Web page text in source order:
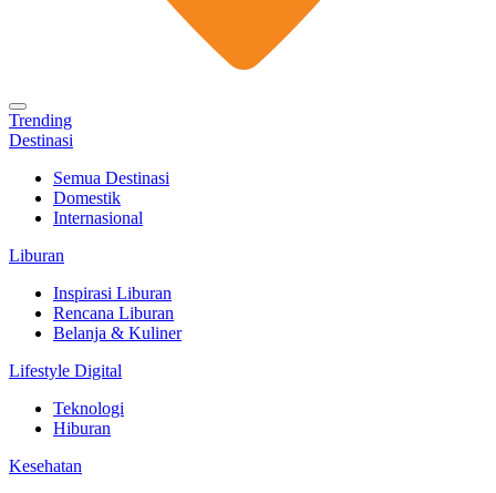
Trending
Destinasi
Semua Destinasi
Domestik
Internasional
Liburan
Inspirasi Liburan
Rencana Liburan
Belanja & Kuliner
Lifestyle Digital
Teknologi
Hiburan
Kesehatan